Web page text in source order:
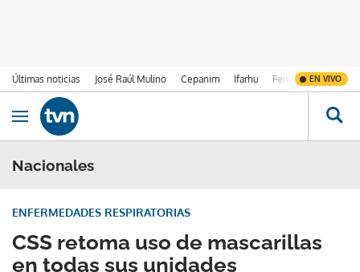
Últimas noticias José Raúl Mulino Cepanim Ifarhu Fenómeno de El
EN VIVO
Ir al contenido
Obrir navegació
Nacionales
CSS retoma uso de mascarillas
en todas sus unidades
ENFERMEDADES RESPIRATORIAS